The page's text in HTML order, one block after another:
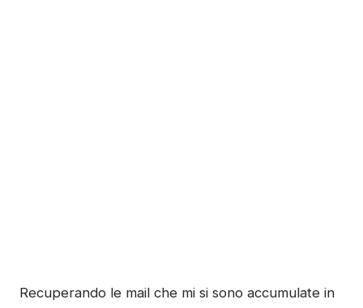
Recuperando le mail che mi si sono accumulate in